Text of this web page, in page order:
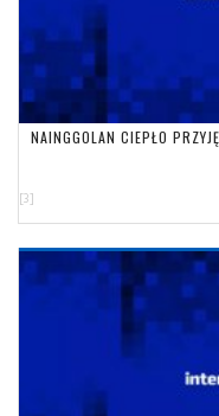
NAINGGOLAN CIEPŁO
[3]